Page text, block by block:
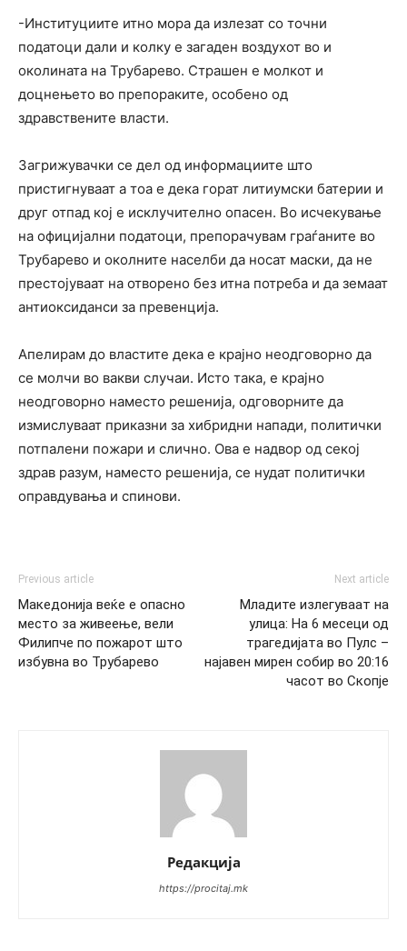
-Институциите итно мора да излезат со точни
податоци дали и колку е загаден воздухот во и
околината на Трубарево. Страшен е молкот и
доцнењето во препораките, особено од
здравствените власти.
Загрижувачки се дел од информациите што
пристигнуваат а тоа е дека горат литиумски батерии и
друг отпад кој е исклучително опасен. Во исчекување
на официјални податоци, препорачувам граѓаните во
Трубарево и околните населби да носат маски, да не
престојуваат на отворено без итна потреба и да земаат
антиоксиданси за превенција.
Апелирам до властите дека е крајно неодговорно да
се молчи во вакви случаи. Исто така, е крајно
неодговорно наместо решенија, одговорните да
измислуваат приказни за хибридни напади, политички
потпалени пожари и слично. Ова е надвор од секој
здрав разум, наместо решенија, се нудат политички
оправдувања и спинови.
Previous article
Македонија веќе е опасно
место за живеење, вели
Филипче по пожарот што
избувна во Трубарево
Next article
Младите излегуваат на
улица: На 6 месеци од
трагедијата во Пулс –
најавен мирен собир во 20:16
часот во Скопје
Редакција
https://procitaj.mk